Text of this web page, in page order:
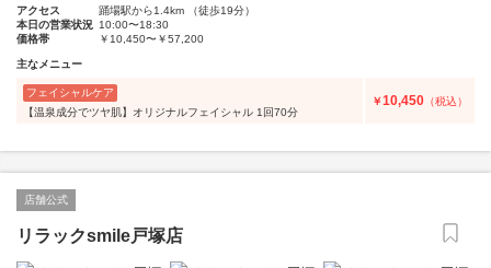
アクセス
踊場駅から1.4km （徒歩19分）
本日の営業状況 10:00〜18:30
価格帯
￥10,450〜￥57,200
主なメニュー
フェイシャルケア
【温泉成分でツヤ肌】オリジナルフェイシャル 1回70分
￥10,450 （税込）
店舗公式
リラックsmile戸塚店